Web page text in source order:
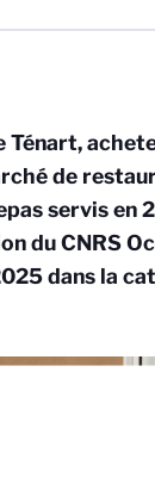
de
servis en
du CNRS
dans la